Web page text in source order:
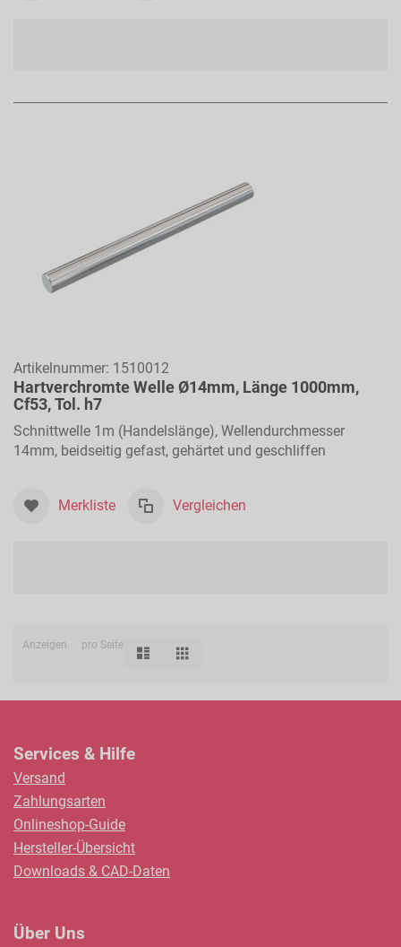
Artikelnummer: 1510012
Hartverchromte Welle Ø14mm, Länge 1000mm,
Cf53, Tol. h7
Schnittwelle 1m (Handelslänge), Wellendurchmesser
14mm, beidseitig gefast, gehärtet und geschliffen
Merkliste Vergleichen
Anzeigen pro Seite
Ansicht
Services & Hilfe
Versand
Zahlungsarten
Onlineshop-Guide
Hersteller-Übersicht
Downloads & CAD-Daten
Über Uns